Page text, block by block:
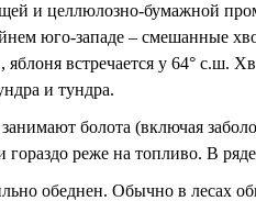
и целлюлозно-бумажной
юго-западе – смешанные
яблоня встречается у 64° с.ш.
и тундра.
болота (включая
гораздо реже на топливо. В
обеднен. Обычно в лесах